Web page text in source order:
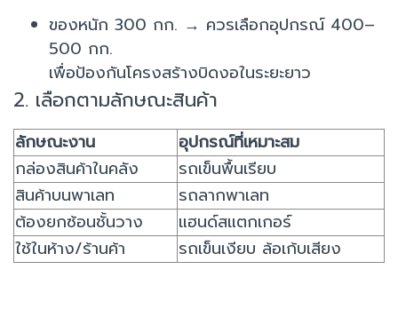
ของหนัก 300 กก. → ควรเลือกอุปกรณ์ 400–
500 กก.
เพื่อป้องกันโครงสร้างบิดงอในระยะยาว
2. เลือกตามลักษณะสินค้า
ลักษณะงาน
อุปกรณ์ที่เหมาะสม
กล่องสินค้าในคลัง
รถเข็นพื้นเรียบ
สินค้าบนพาเลท
รถลากพาเลท
ต้องยกซ้อนชั้นวาง
แฮนด์สแตกเกอร์
ใช้ในห้าง/ร้านค้า
รถเข็นเงียบ ล้อเก้บเสียง